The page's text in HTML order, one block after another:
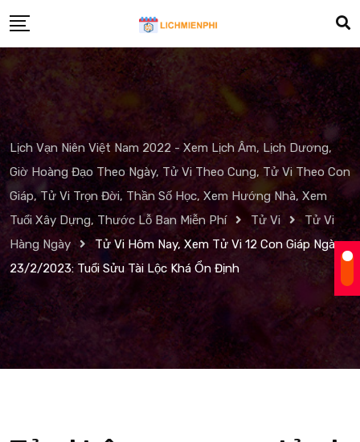
to
content
Lịch Vạn Niên Việt Nam 2022 - Xem Lịch Âm, Lịch Dương,
Giờ Hoàng Đạo Theo Ngày, Tử Vi Theo Cung, Tử Vi Theo Con
Giáp, Tử Vi Trọn Đời, Thần Số Học, Xem Hướng Nhà, Xem
Tuổi Xây Dựng, Thước Lỗ Ban Miễn Phí
Tử Vi
Tử Vi
Hàng Ngày
Tử Vi Hôm Nay, Xem Tử Vi 12 Con Giáp Ngày
23/2/2023: Tuổi Sửu Tài Lộc Khá Ổn Định